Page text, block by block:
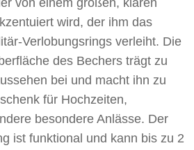
von einem großen, klaren
wird, der ihm das
Verlobungsrings verleiht. Die
des Bechers trägt zu
bei und macht ihn zu
für Hochzeiten,
besondere Anlässe. Der
ist funktional und kann bis zu 2